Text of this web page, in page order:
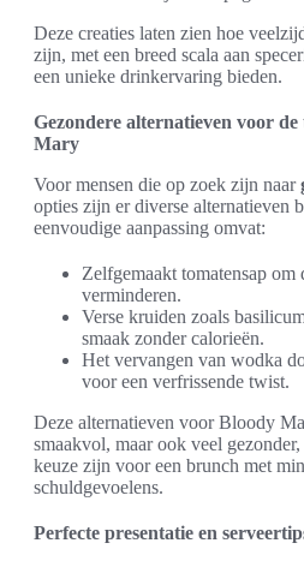
Deze creaties laten zien hoe
zijn, met een breed scala aan
een unieke drinkervaring bieden.
Gezondere alternatieven voor
Mary
Voor mensen die op zoek zijn naar
opties zijn er diverse alternatieven
eenvoudige aanpassing omvat:
Zelfgemaakt tomatensap om
verminderen.
Verse kruiden zoals
smaak zonder calorieën.
Het vervangen van wodka
voor een verfrissende twist.
Deze alternatieven voor Bloody
smaakvol, maar ook veel
keuze zijn voor een brunch met
schuldgevoelens.
Perfecte presentatie en